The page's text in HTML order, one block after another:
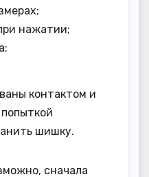
нажатии;
контактом и
шишку.
сначала